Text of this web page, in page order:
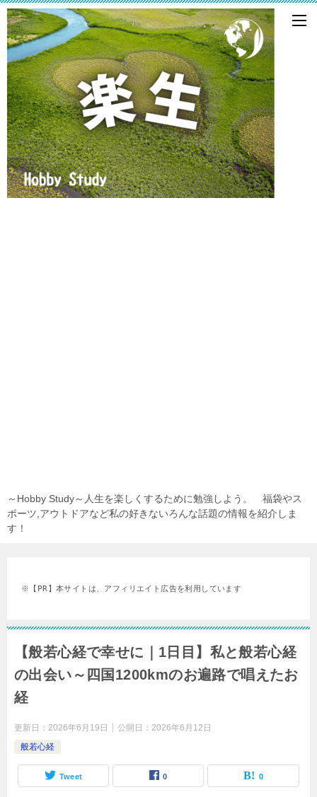
～Hobby Study～人生を楽しくするために勉強しよう。 福袋やス
ポーツ,アウトドアなど私の好きないろんな話題の情報を紹介しま
す！
※【PR】本サイトは、アフィリエイト広告を利用しています
【般若心経で幸せに｜1日目】私と般若心経
の出会い～四国1200kmのお遍路で唱えたお
経
更新日： 2026年6月19日 公開日： 2026年6月12日
般若心経
Tweet 0 0